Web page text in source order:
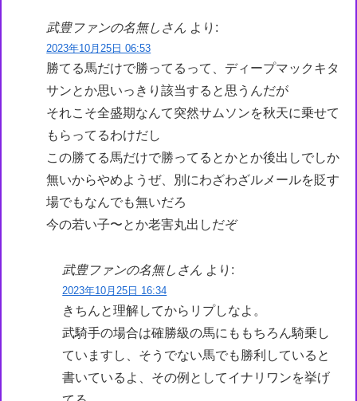
武豊ファンの名無しさん より:
2023年10月25日 06:53
勝てる馬だけで勝ってるって、ディープマックキタ
サンとか思いっきり該当すると思うんだが
それこそ全盛期なんて突然サムソンを秋天に乗せて
もらってるわけだし
この勝てる馬だけで勝ってるとかとか後出しでしか
無いからやめようぜ、別にわざわざルメールを貶す
場でもなんでも無いだろ
今の若い子〜とか老害丸出しだぞ
武豊ファンの名無しさん より:
2023年10月25日 16:34
きちんと理解してからリプしなよ。
武騎手の場合は確勝級の馬にももちろん騎乗し
ていますし、そうでない馬でも勝利していると
書いているよ、その例としてイナリワンを挙げ